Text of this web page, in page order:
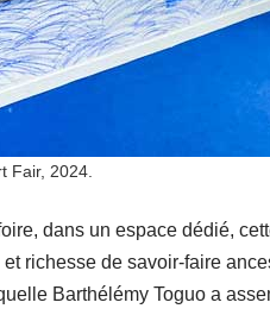
Fair, 2024.
dans un espace dédié,
richesse de savoir-faire
Barthélémy Toguo a